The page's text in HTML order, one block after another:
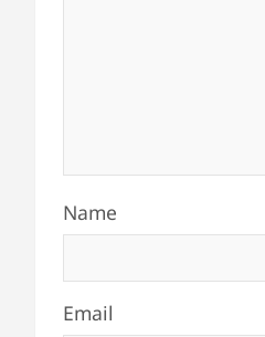
Name
Email